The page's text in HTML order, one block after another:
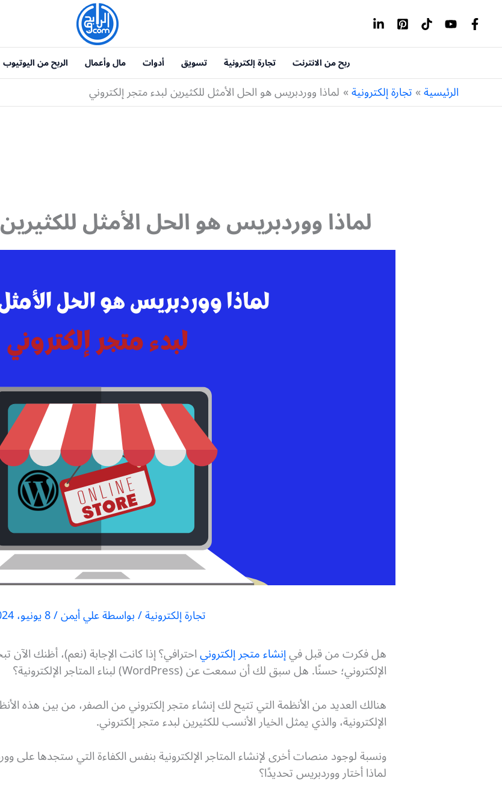
المحتوى
ربح من الانترنت تجارة إلكترونية تسويق أدوات مال وأعمال الربح من اليوتيوب
الرئيسية تجارة إلكترونية لماذا ووردبريس هو الحل الأمثل للكثيرين لبدء متجر إلكتروني
لماذا ووردبريس هو الحل الأمثل
تجارة إلكترونية/ بواسطةعلي أيمن/8 يونيو، 2024
هل فكرت من قبل فيإنشاء متجر إلكترونياحترافي؟ إذا كانت الإجابة (نعم)، أظنك
الإلكتروني؛ حسنًا. هل سبق لك أن سمعت عن (WordPress) لبناء المتاجر الإلكترونية؟
هنالك العديد من الأنظمة التي تتيح لك إنشاء متجر إلكتروني من الصفر، من بين هذه
الإلكترونية، والذي يمثل الخيار الأنسب للكثيرين لبدء متجر إلكتروني.
ونسبة لوجود منصات أخرى لإنشاء المتاجر الإلكترونية بنفس الكفاءة التي ستجدها على
لماذا أختار ووردبريس تحديدًا؟